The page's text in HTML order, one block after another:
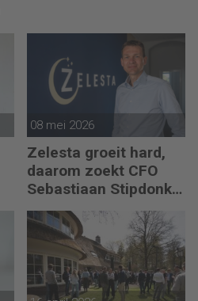
08 mei 2026
Zelesta groeit hard,
daarom zoekt CFO
Sebastiaan Stipdonk
een Controller